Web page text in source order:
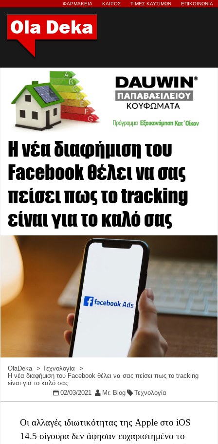
ΦΑΡΜΑΚΕΙΑ ΚΑΙΡΟΣ ΤΙΜΕΣ ΚΑΥΣΙΜΩΝ ΕΠΙΚΟΙΝΩΝΙΑ
Η νέα διαφήμιση του
Facebook θέλει να σας
πείσει πως το tracking
είναι για το καλό σας
OlaDeka
Τεχνολογία
Η νέα διαφήμιση του Facebook θέλει να σας πείσει πως το tracking
είναι για το καλό σας
02/03/2021
Mr. Blog Τεχνολογία
Οι αλλαγές ιδιωτικότητας της Apple στο iOS
14.5 σίγουρα δεν άφησαν ευχαριστημένο το